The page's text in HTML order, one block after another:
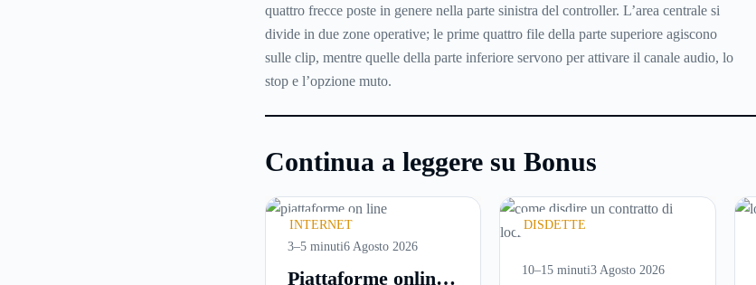
quattro frecce poste in genere nella parte sinistra del controller. L’area centrale si
divide in due zone operative; le prime quattro file della parte superiore agiscono
sulle clip, mentre quelle della parte inferiore servono per attivare il canale audio, lo
stop e l’opzione muto.
Continua a leggere su Bonus
INTERNET
3–5 minuti6 Agosto 2026
Piattaforme online:
DISDETTE
10–15 minuti3 Agosto 2026